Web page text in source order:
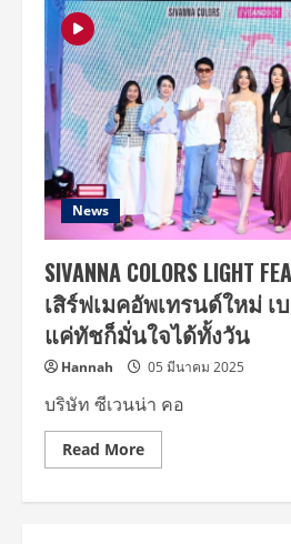
News
SIVANNA COLORS LIGHT
เสิร์ฟเมคอัพเทรนด์ใหม่
แค่ทัชก็มั่นใจได้ทั้งวัน
Hannah 05 มีนาคม 2025
บริษัท ซีเวนน่า คอ
Read MoreRead
more